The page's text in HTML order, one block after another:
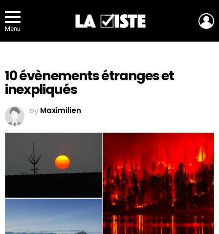
Menu
10 évènements étranges et
inexpliqués
by Maximilien